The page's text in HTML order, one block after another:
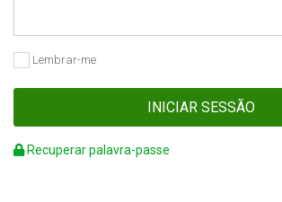
Lembrar-me
INICIAR SESSÃO
Recuperar palavra-passe